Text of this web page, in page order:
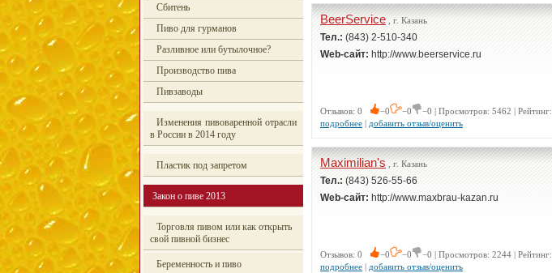
Сбитень
Пиво для гурманов
Разливное или бутылочное?
Производство пива
Пивзаводы
Изменения пивоваренной отрасли
в России в 2014 году
Пластик под запретом
Закон о пиве 2013
Торговля пивом или как открыть
свой пивной бизнес
Беременность и пиво
BeerService, г. Казань
Тел.: (843) 2-510-340
Web-сайт: http://www.beerservice.ru
Отзывов: 0 −0 −0 −0 | Просмотров: 5462 | Рейтинг:
подробнее | добавить отзыв/оценить
Maximilian's, г. Казань
Тел.: (843) 526-55-66
Web-сайт: http://www.maxbrau-kazan.ru
Отзывов: 0 −0 −0 −0 | Просмотров: 2244 | Рейтинг:
подробнее | добавить отзыв/оценить